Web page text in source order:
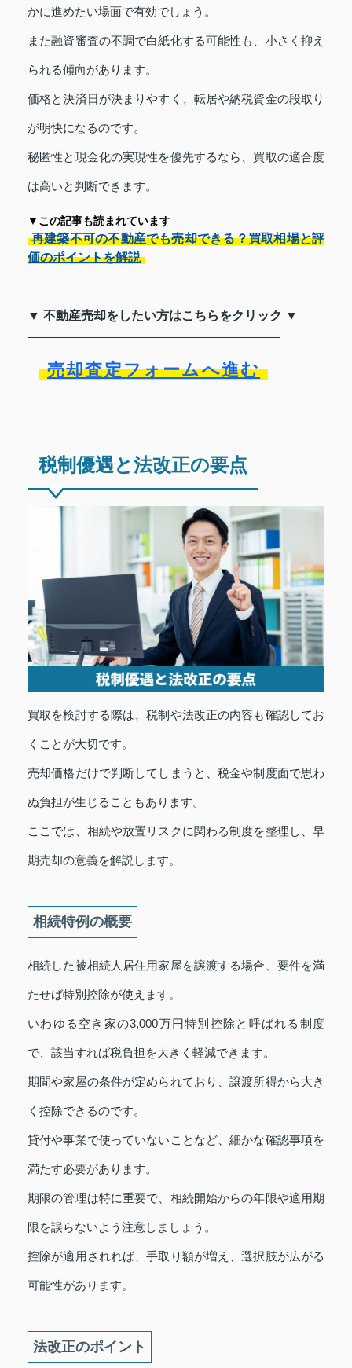
かに進めたい場面で有効でしょう。
また融資審査の不調で白紙化する可能性も、小さく抑え
られる傾向があります。
価格と決済日が決まりやすく、転居や納税資金の段取り
が明快になるのです。
秘匿性と現金化の実現性を優先するなら、買取の適合度
は高いと判断できます。
▼この記事も読まれています
再建築不可の不動産でも売却できる？買取相場と評
価のポイントを解説
▼ 不動産売却をしたい方はこちらをクリック ▼
売却査定フォームへ進む
税制優遇と法改正の要点
買取を検討する際は、税制や法改正の内容も確認してお
くことが大切です。
売却価格だけで判断してしまうと、税金や制度面で思わ
ぬ負担が生じることもあります。
ここでは、相続や放置リスクに関わる制度を整理し、早
期売却の意義を解説します。
相続特例の概要
相続した被相続人居住用家屋を譲渡する場合、要件を満
たせば特別控除が使えます。
いわゆる空き家の3,000万円特別控除と呼ばれる制度
で、該当すれば税負担を大きく軽減できます。
期間や家屋の条件が定められており、譲渡所得から大き
く控除できるのです。
貸付や事業で使っていないことなど、細かな確認事項を
満たす必要があります。
期限の管理は特に重要で、相続開始からの年限や適用期
限を誤らないよう注意しましょう。
控除が適用されれば、手取り額が増え、選択肢が広がる
可能性があります。
法改正のポイント